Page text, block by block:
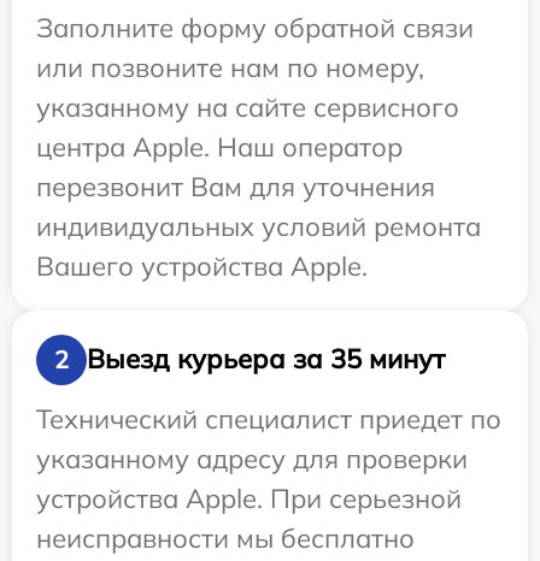
Заполните форму обратной связи
или позвоните нам по номеру,
указанному на сайте сервисного
центра Apple. Наш оператор
перезвонит Вам для уточнения
индивидуальных условий ремонта
Вашего устройства Apple.
2
Выезд курьера за 35 минут
Технический специалист приедет по
указанному адресу для проверки
устройства Apple. При серьезной
неисправности мы бесплатно